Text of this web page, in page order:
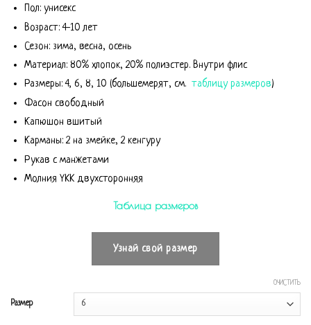
Пол: унисекс
Возраст: 4-10 лет
Сезон: зима, весна, осень
Материал: 80% хлопок, 20% полиэстер. Внутри флис
Размеры: 4, 6, 8, 10 (большемерят, см. таблицу размеров)
Фасон свободный
Капюшон вшитый
Карманы: 2 на змейке, 2 кенгуру
Рукав с манжетами
Молния YKK двухсторонняя
Таблица размеров
Узнай свой размер
Размер
ОЧИСТИТЬ